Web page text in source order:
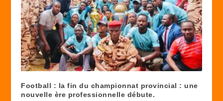
Football : la fin du championnat provincial : une
nouvelle ère professionnelle débute.